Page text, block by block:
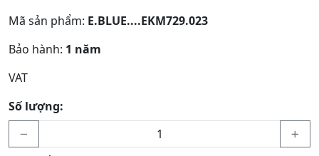
Mã sản phẩm: E.BLUE....EKM729.023
Bảo hành: 1 năm
VAT
Số lượng: